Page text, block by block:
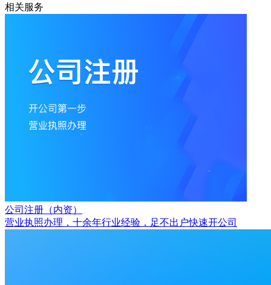
相关服务
公司注册（内资）
营业执照办理，十余年行业经验，足不出户快速开公司